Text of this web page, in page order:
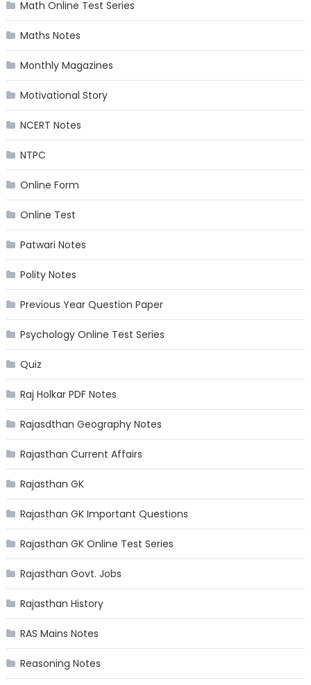
Math Online Test Series
Maths Notes
Monthly Magazines
Motivational Story
NCERT Notes
NTPC
Online Form
Online Test
Patwari Notes
Polity Notes
Previous Year Question Paper
Psychology Online Test Series
Quiz
Raj Holkar PDF Notes
Rajasdthan Geography Notes
Rajasthan Current Affairs
Rajasthan GK
Rajasthan GK Important Questions
Rajasthan GK Online Test Series
Rajasthan Govt. Jobs
Rajasthan History
RAS Mains Notes
Reasoning Notes